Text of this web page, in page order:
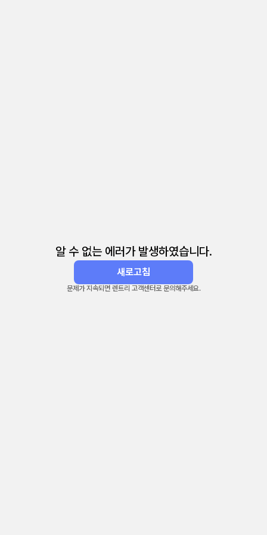
알 수 없는 에러가 발생하였습니다.
새로고침
문제가 지속되면 렌트리 고객센터로 문의해주세요.